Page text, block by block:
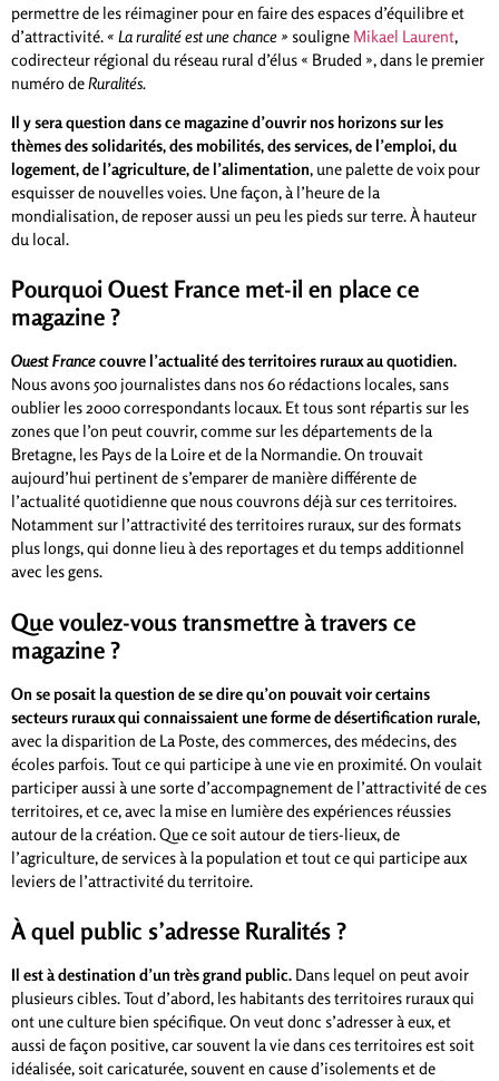
permettre de les réimaginer pour en faire des espaces d’équilibre et
d’attractivité.« La ruralité est une chance » souligne Mikael Laurent,
codirecteur régional du réseau rural d’élus « Bruded », dans le premier
numéro deRuralités.
Il y sera question dans ce magazine d’ouvrir nos horizons sur les
thèmes des solidarités, des mobilités, des services, de l’emploi, du
logement, de l’agriculture, de l’alimentation, une palette de voix pour
esquisser de nouvelles voies. Une façon, à l’heure de la
mondialisation, de reposer aussi un peu les pieds sur terre. À hauteur
du local.
Pourquoi Ouest France met-il en place ce
magazine ?
Ouest Francecouvre l’actualité des territoires ruraux au quotidien.
Nous avons 500 journalistes dans nos 60 rédactions locales, sans
oublier les 2000 correspondants locaux. Et tous sont répartis sur les
zones que l’on peut couvrir, comme sur les départements de la
Bretagne, les Pays de la Loire et de la Normandie. On trouvait
aujourd’hui pertinent de s’emparer de manière différente de
l’actualité quotidienne que nous couvrons déjà sur ces territoires.
Notamment sur l’attractivité des territoires ruraux, sur des formats
plus longs, qui donne lieu à des reportages et du temps additionnel
avec les gens.
Que voulez-vous transmettre à travers ce
magazine ?
On se posait la question de se dire qu’on pouvait voir certains
secteurs ruraux qui connaissaient une forme de désertification rurale,
avec la disparition de La Poste, des commerces, des médecins, des
écoles parfois. Tout ce qui participe à une vie en proximité. On voulait
participer aussi à une sorte d’accompagnement de l’attractivité de ces
territoires, et ce, avec la mise en lumière des expériences réussies
autour de la création. Que ce soit autour de tiers-lieux, de
l’agriculture, de services à la population et tout ce qui participe aux
leviers de l’attractivité du territoire.
À quel public s’adresse Ruralités ?
Il est à destination d’un très grand public. Dans lequel on peut avoir
plusieurs cibles. Tout d’abord, les habitants des territoires ruraux qui
ont une culture bien spécifique. On veut donc s’adresser à eux, et
aussi de façon positive, car souvent la vie dans ces territoires est soit
idéalisée, soit caricaturée, souvent en cause d’isolements et de